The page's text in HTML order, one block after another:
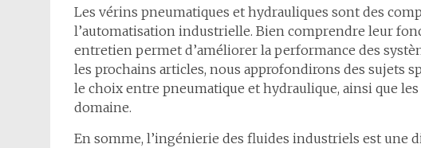
Les vérins pneumatiques et hydrauliques sont des
l’automatisation industrielle. Bien comprendre leur
entretien permet d’améliorer la performance des
les prochains articles, nous approfondirons des sujets
le choix entre pneumatique et hydraulique, ainsi que
domaine.
En somme, l’ingénierie des fluides industriels est une